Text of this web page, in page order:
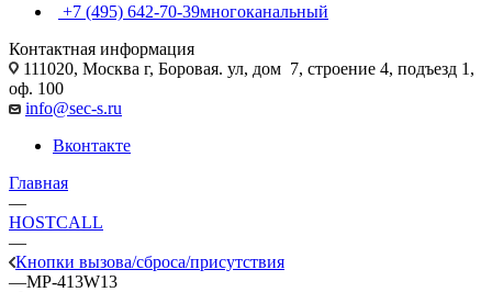
+7 (495) 642-70-39многоканальный
Контактная информация
111020, Москва г, Боровая. ул, дом 7, строение 4, подъезд 1,
оф. 100
info@sec-s.ru
Вконтакте
Главная
—
HOSTCALL
—
Кнопки вызова/сброса/присутствия
—MP-413W13